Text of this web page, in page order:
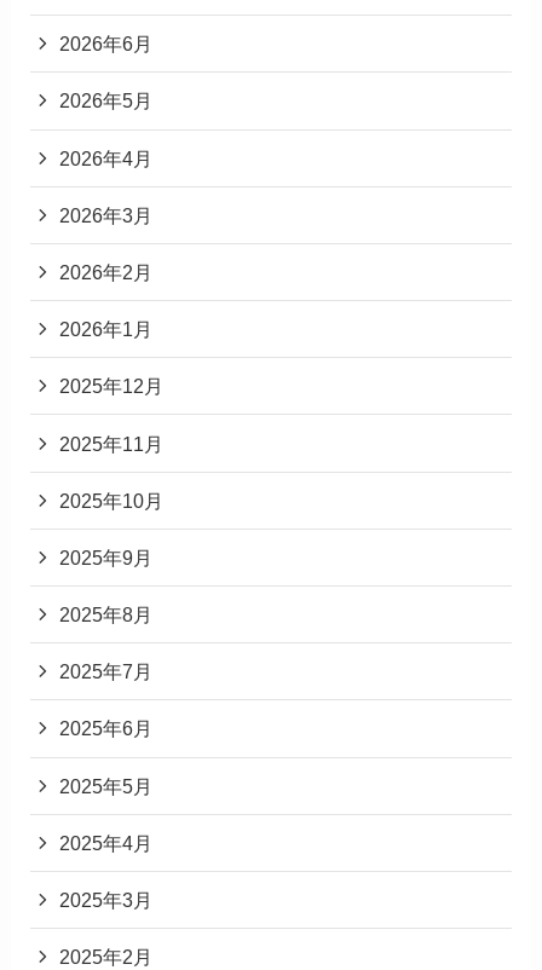
2026年6月
2026年5月
2026年4月
2026年3月
2026年2月
2026年1月
2025年12月
2025年11月
2025年10月
2025年9月
2025年8月
2025年7月
2025年6月
2025年5月
2025年4月
2025年3月
2025年2月